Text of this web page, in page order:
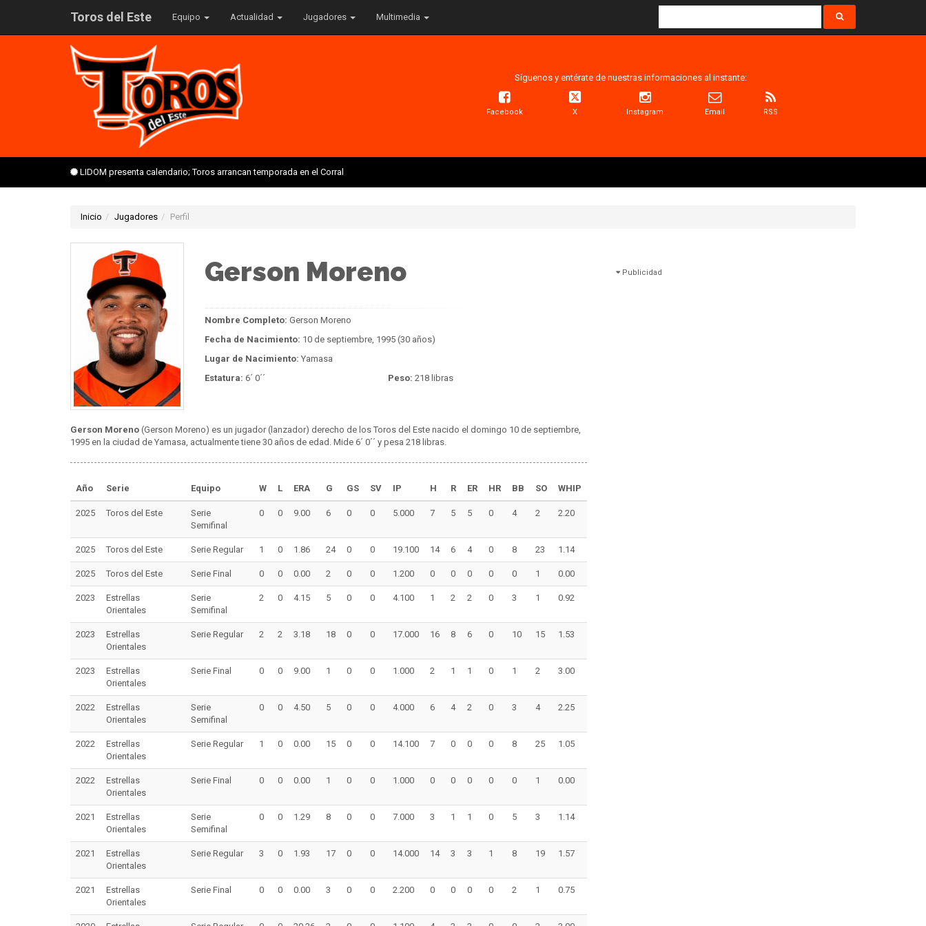
Toros del Este Equipo Actualidad Jugadores Multimedia
Síguenos y entérate de nuestras informaciones al instante:
Facebook X Instagram Email RSS
LIDOM presenta calendario; Toros arrancan temporada en el Corral
Inicio Jugadores Perfil
Gerson Moreno
Nombre Completo: Gerson Moreno
Fecha de Nacimiento: 10 de septiembre, 1995 (30 años)
Lugar de Nacimiento: Yamasa
Estatura: 6´ 0´´ Peso: 218 libras
Gerson Moreno (Gerson Moreno) es un jugador (lanzador) derecho de los Toros del Este nacido el domingo 10 de septiembre,
1995 en la ciudad de Yamasa, actualmente tiene 30 años de edad. Mide 6´ 0´´ y pesa 218 libras.
Año Serie Equipo W L ERA G GS SV IP H R ER HR BB SO WHIP
2025 Toros del Este
Serie
Semifinal
0 0 9.00 6 0 0 5.000 7 5 5 0 4 2 2.20
2025 Toros del Este Serie Regular 1 0 1.86 24 0 0 19.100 14 6 4 0 8 23 1.14
2025 Toros del Este Serie Final 0 0 0.00 2 0 0 1.200 0 0 0 0 0 1 0.00
2023
Estrellas
Orientales
Serie
Semifinal
2 0 4.15 5 0 0 4.100 1 2 2 0 3 1 0.92
2023
Estrellas
Orientales
Serie Regular 2 2 3.18 18 0 0 17.000 16 8 6 0 10 15 1.53
2023
Estrellas
Orientales
Serie Final 0 0 9.00 1 0 0 1.000 2 1 1 0 1 2 3.00
2022
Estrellas
Orientales
Serie
Semifinal
0 0 4.50 5 0 0 4.000 6 4 2 0 3 4 2.25
2022
Estrellas
Orientales
Serie Regular 1 0 0.00 15 0 0 14.100 7 0 0 0 8 25 1.05
2022
Estrellas
Orientales
Serie Final 0 0 0.00 1 0 0 1.000 0 0 0 0 0 1 0.00
2021
Estrellas
Orientales
Serie
Semifinal
0 0 1.29 8 0 0 7.000 3 1 1 0 5 3 1.14
2021
Estrellas
Orientales
Serie Regular 3 0 1.93 17 0 0 14.000 14 3 3 1 8 19 1.57
2021
Estrellas
Orientales
Serie Final 0 0 0.00 3 0 0 2.200 0 0 0 0 2 1 0.75
Publicidad